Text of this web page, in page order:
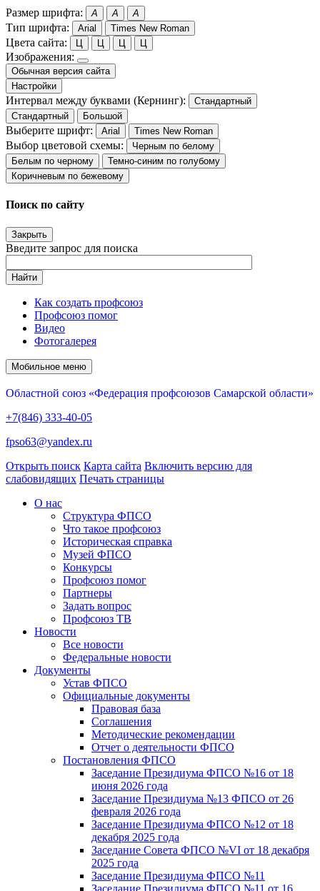
Размер шрифта: A A A
Тип шрифта: Arial Times New Roman
Цвета сайта: Ц Ц Ц Ц
Изображения:
Обычная версия сайта
Настройки
Интервал между буквами (Кернинг):
Стандартный
Стандартный
Большой
Выберите шрифт: Arial Times New Roman
Выбор цветовой схемы:
Черным по белому
Белым по черному
Темно-синим по голубому
Коричневым по бежевому
Поиск по сайту
Закрыть
Введите запрос для поиска
Найти
Как создать профсоюз
Профсоюз помог
Видео
Фотогалерея
Мобильное меню
Областной союз «Федерация профсоюзов Самарской области»
+7(846) 333-40-05
fpso63@yandex.ru
Открыть поиск Карта сайта Включить версию для
слабовидящих Печать страницы
О нас
Структура ФПСО
Что такое профсоюз
Историческая справка
Музей ФПСО
Конкурсы
Профсоюз помог
Партнеры
Задать вопрос
Профсоюз ТВ
Новости
Все новости
Федеральные новости
Документы
Устав ФПСО
Официальные документы
Правовая база
Соглашения
Методические рекомендации
Отчет о деятельности ФПСО
Постановления ФПСО
Заседание Президиума ФПСО №16 от 18
июня 2026 года
Заседание Президиума №13 ФПСО от 26
февраля 2026 года
Заседание Президиума ФПСО №12 от 18
декабря 2025 года
Заседание Совета ФПСО №VI от 18 декабря
2025 года
Заседание Президиума ФПСО №11
Заседание Президиума ФПСО №11 от 16